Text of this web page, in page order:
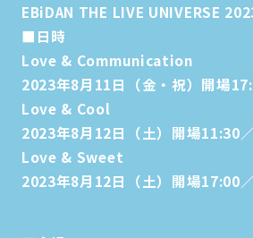
EBiDAN THE LIVE UNIVERSE
■日時
Love & Communication
2023年8月11日（金・祝）開場
Love & Cool
2023年8月12日（土）開場11:30
Love & Sweet
2023年8月12日（土）開場17:00